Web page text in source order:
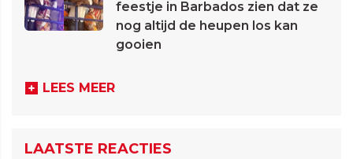
feestje in Barbados zien dat ze
nog altijd de heupen los kan
gooien
LEES MEER
LAATSTE REACTIES